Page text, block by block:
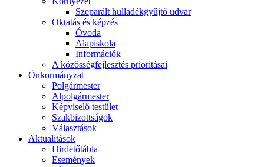
Szeparált hulladékgyűjtő udvar
Oktatás és képzés
Óvoda
Alapiskola
Információk
A közösségfejlesztés prioritásai
Önkormányzat
Polgármester
Alpolgármester
Képviselő testület
Szakbizottságok
Választások
Aktualitások
Hirdetőtábla
Események